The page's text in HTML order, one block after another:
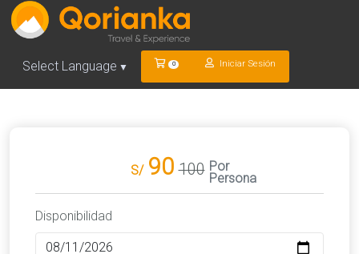
Select Language ▼ 0 Iniciar Sesión
S/ 90 100 Por
Persona
Disponibilidad